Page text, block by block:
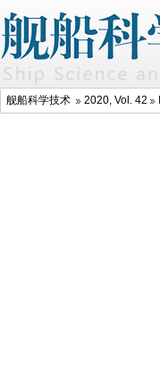
舰船科学技术 2020, Vol. 42